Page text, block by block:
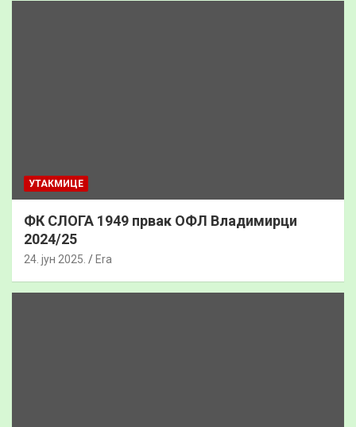
УТАКМИЦЕ
ФК СЛОГА 1949 првак ОФЛ Владимирци
2024/25
24. јун 2025. Era